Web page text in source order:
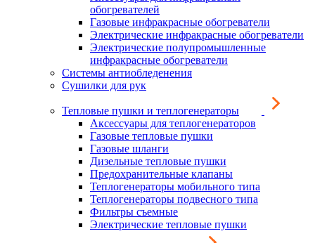
обогревателей
Газовые инфракрасные обогреватели
Электрические инфракрасные обогреватели
Электрические полупромышленные
инфракрасные обогреватели
Системы антиобледенения
Сушилки для рук
Тепловые пушки и теплогенераторы
Аксессуары для теплогенераторов
Газовые тепловые пушки
Газовые шланги
Дизельные тепловые пушки
Предохранительные клапаны
Теплогенераторы мобильного типа
Теплогенераторы подвесного типа
Фильтры съемные
Электрические тепловые пушки